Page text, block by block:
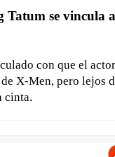
Tatum se vincula
con que el
X-Men, pero lejos
cinta.